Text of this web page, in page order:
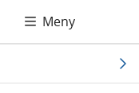
Meny